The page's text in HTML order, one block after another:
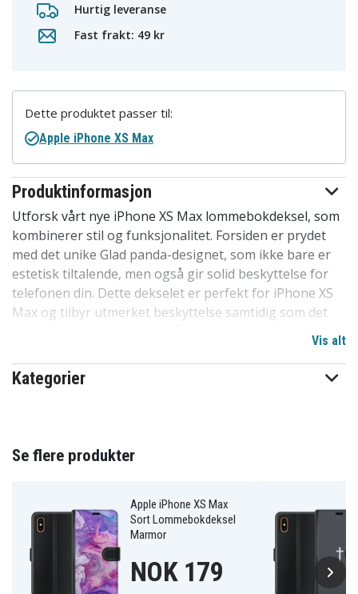
Hurtig leveranse
Fast frakt: 49 kr
Produktinformasjon
Utforsk vårt nye iPhone XS Max lommebokdeksel, som
kombinerer stil og funksjonalitet. Forsiden er prydet
med det unike Glad panda-designet, som ikke bare er
estetisk tiltalende, men også gir solid beskyttelse for
telefonen din. Dette dekselet er perfekt for iPhone XS
Max og tilbyr utmerket beskyttelse samtidig som det
Dekselet lukkes sikkert med en magnetlås, og har en
innside av fløyel med kortlommer. Den svartkledde
Denne to-i-ett-løsningen forener lommebok og
mobildeksel, noe som gjør det enkelt å holde orden på
med spesialtilpasset utskjæring for kameraet.
Produktdetaljer:
-Spesielt designet for iPhone XS Max lommebokdeksel.
Vis alt
Kategorier
Dette produktet passer til:
Apple iPhone XS Max
Se flere produkter
Apple iPhone XS Max
Sort Lommebokdeksel
Marmor
NOK 179